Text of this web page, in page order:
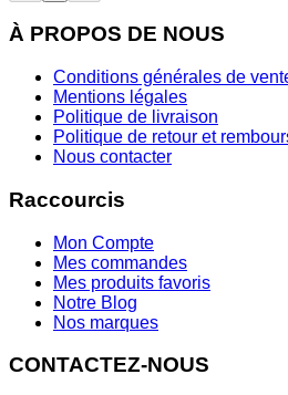
À PROPOS DE NOUS
Conditions générales de
Mentions légales
Politique de livraison
Politique de retour et
Nous contacter
Raccourcis
Mon Compte
Mes commandes
Mes produits favoris
Notre Blog
Nos marques
CONTACTEZ-NOUS